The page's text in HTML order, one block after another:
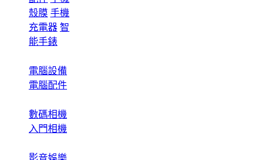
殼膜 手機
充電器 智
能手錶
電腦設備
電腦配件
數碼相機
入門相機
影音娛樂